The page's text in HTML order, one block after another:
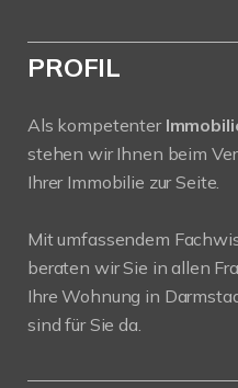
PROFIL
Als kompetenter
stehen wir Ihnen beim
Ihrer Immobilie zur Seite.
Mit umfassendem
beraten wir Sie in allen
Ihre Wohnung in
sind für Sie da.